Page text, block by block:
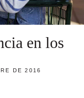
en los
DE 2016